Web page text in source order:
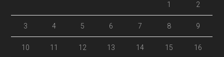
1 2
3 4 5 6 7 8 9
10 11 12 13 14 15 16